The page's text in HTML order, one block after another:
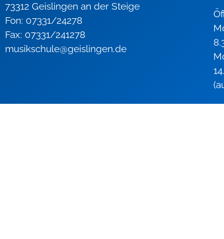
73312 Geislingen an der Steige
Fon: 07331/24278
Fax: 07331/241278
musikschule@geislingen.de